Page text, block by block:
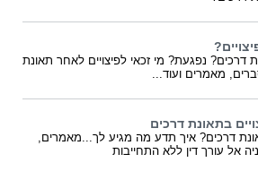
דרכים? נפגעת? מי זכאי לפיצויים לאחר תאונת
מאמרים ועוד...
בתאונת דרכים
דרכים? איך תדע מה מגיע לך...מאמרים,
אל עורך דין ללא התחייבות